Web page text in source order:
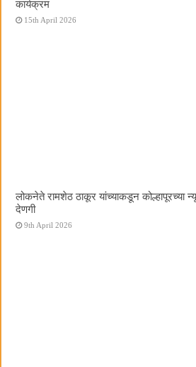
कार्यक्रम
15th April 2026
लोकनेते रामशेठ ठाकूर यांच्याकडून कोल्हापूरच्या
देणगी
9th April 2026